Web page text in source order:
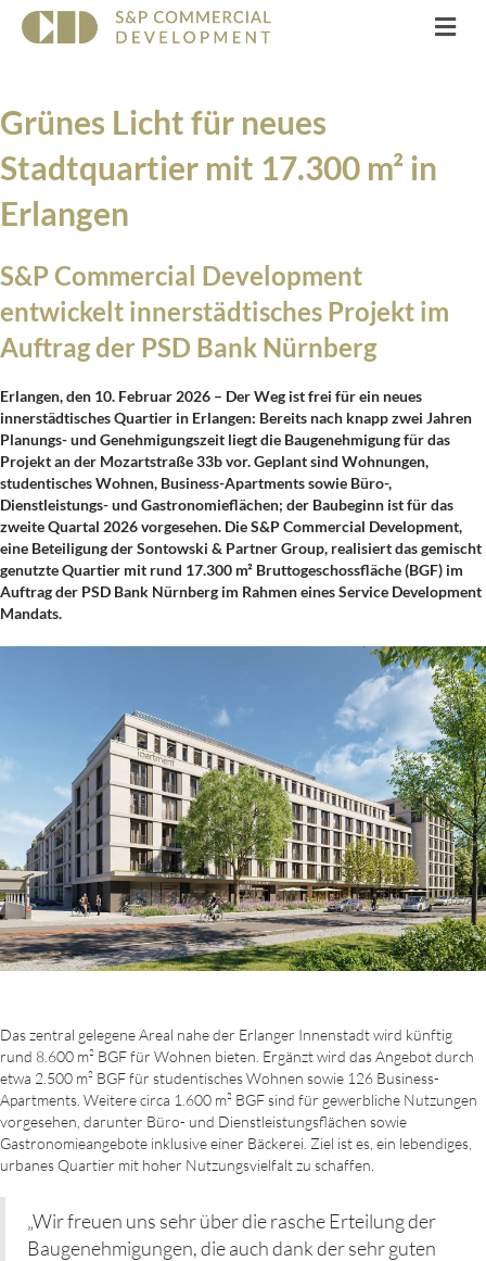
Grünes Licht für neues
Stadtquartier mit 17.300 m² in
Erlangen
S&P Commercial Development
entwickelt innerstädtisches Projekt im
Auftrag der PSD Bank Nürnberg
Erlangen, den 10. Februar 2026 – Der Weg ist frei für ein neues
innerstädtisches Quartier in Erlangen: Bereits nach knapp zwei Jahren
Planungs- und Genehmigungszeit liegt die Baugenehmigung für das
Projekt an der Mozartstraße 33b vor. Geplant sind Wohnungen,
studentisches Wohnen, Business-Apartments sowie Büro-,
Dienstleistungs- und Gastronomieflächen; der Baubeginn ist für das
zweite Quartal 2026 vorgesehen. Die S&P Commercial Development,
eine Beteiligung der Sontowski & Partner Group, realisiert das gemischt
genutzte Quartier mit rund 17.300 m² Brutto­geschossfläche (BGF) im
Auftrag der PSD Bank Nürnberg im Rahmen eines Service Development
Mandats.
Das zentral gelegene Areal nahe der Erlanger Innenstadt wird künftig
rund 8.600 m² BGF für Wohnen bieten. Ergänzt wird das Angebot durch
etwa 2.500 m² BGF für studentisches Wohnen sowie 126 Business-
Apartments. Weitere circa 1.600 m² BGF sind für gewerbliche Nutzungen
vorgesehen, darunter Büro- und Dienstleistungsflächen sowie
Gastronomieangebote inklusive einer Bäckerei. Ziel ist es, ein lebendiges,
urbanes Quartier mit hoher Nutzungsvielfalt zu schaffen.
„Wir freuen uns sehr über die rasche Erteilung der
Baugenehmigungen, die auch dank der sehr guten